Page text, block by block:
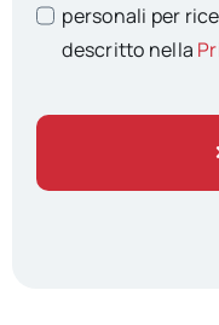
personali per
descritto nella